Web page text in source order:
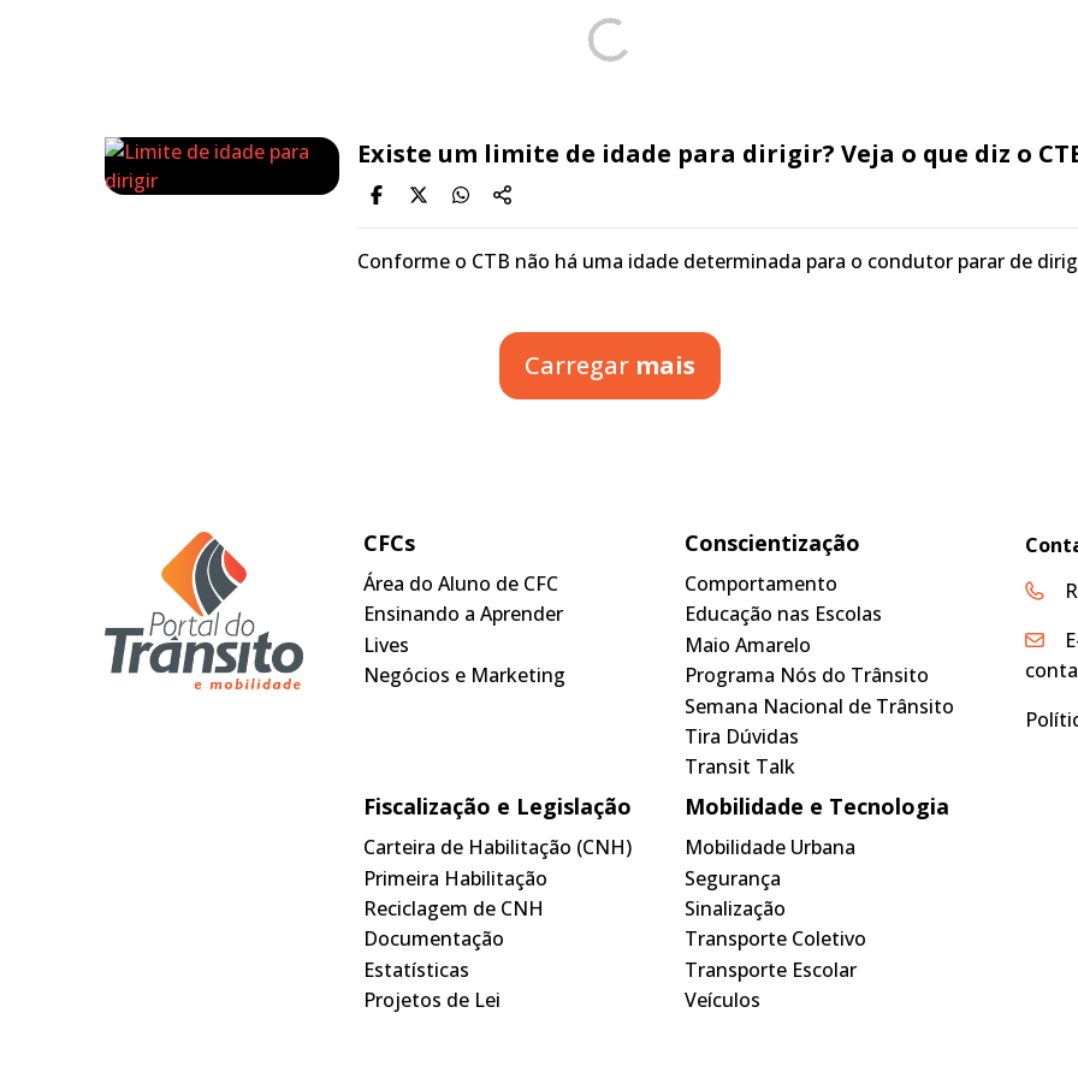
Existe um limite de idade para dirigir? Veja o que diz o
Conforme o CTB não há uma idade determinada para o condutor parar de
Carregar mais
CFCs
Área do Aluno de CFC
Ensinando a Aprender
Lives
Negócios e Marketing
Conscientização
Comportamento
Educação nas Escolas
Maio Amarelo
Programa Nós do Trânsito
Semana Nacional de Trânsito
Tira Dúvidas
Transit Talk
Fiscalização e Legislação
Carteira de Habilitação (CNH)
Primeira Habilitação
Reciclagem de CNH
Documentação
Estatísticas
Projetos de Lei
Mobilidade e Tecnologia
Mobilidade Urbana
Segurança
Sinalização
Transporte Coletivo
Transporte Escolar
Veículos